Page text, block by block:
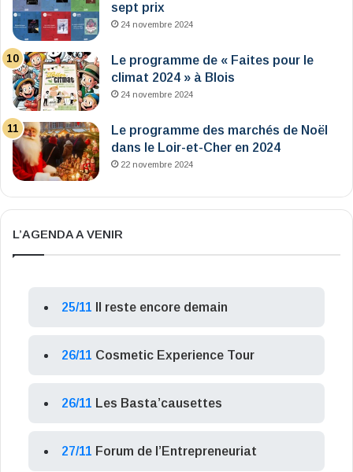
sept prix
24 novembre 2024
Le programme de « Faites pour le
climat 2024 » à Blois
24 novembre 2024
Le programme des marchés de Noël
dans le Loir-et-Cher en 2024
22 novembre 2024
L’AGENDA A VENIR
25/11 Il reste encore demain
26/11 Cosmetic Experience Tour
26/11 Les Basta’causettes
27/11 Forum de l’Entrepreneuriat